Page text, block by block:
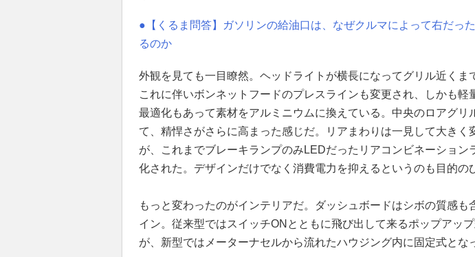
●【くるま問答】ガソリンの給油口は、なぜクルマによって右だっ
るのか
外観を見ても一目瞭然。ヘッドライトが横長になってグリル近くま
これに伴いボンネットフードのプレスラインも変更され、しかも軽
最適化もあって素材をアルミニウムに換えている。中央のロアグリ
て、精悍さがさらに高まった感じだ。リアまわりは一見して大きく
が、これまでブレーキランプのみLEDだったリアコンビネーション
化された。デザインだけでなく消費電力を抑えるというのも目的の
もっと変わったのがインテリアだ。ダッシュボードはシボの質感も
イン。従来型ではスイッチONとともに飛び出して来るポップアッ
が、新型ではメーターナセルから流れたハウジング内に固定式とな